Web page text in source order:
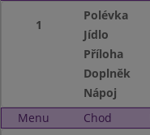
1
Polévka
Jídlo
Příloha
Doplněk
Nápoj
Menu
Chod